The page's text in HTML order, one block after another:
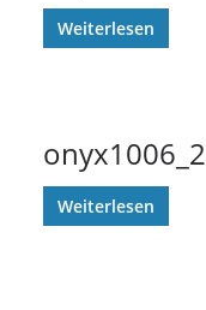
Weiterlesen
onyx1006_2
Weiterlesen